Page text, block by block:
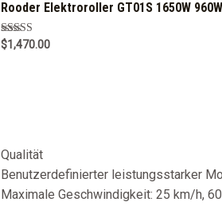
Rooder Elektroroller GT01S 1650W
Rated
5.00
$1,470.00
Qualität
Benutzerdefinierter leistungsstarker
Maximale Geschwindigkeit: 25 km/h,